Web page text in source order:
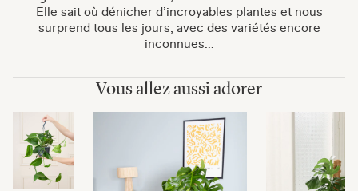
Elle sait où dénicher d’incroyables plantes et nous
surprend tous les jours, avec des variétés encore
inconnues…
Vous allez aussi adorer